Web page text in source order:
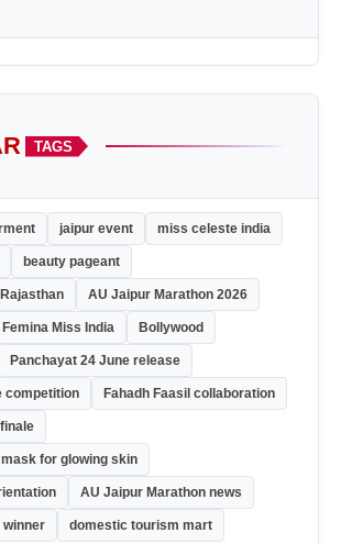
TAGS
jaipur event miss celeste india
beauty pageant
AU Jaipur Marathon 2026
Femina Miss India Bollywood
Panchayat 24 June release
competition Fahadh Faasil collaboration
for glowing skin
AU Jaipur Marathon news
winner domestic tourism mart